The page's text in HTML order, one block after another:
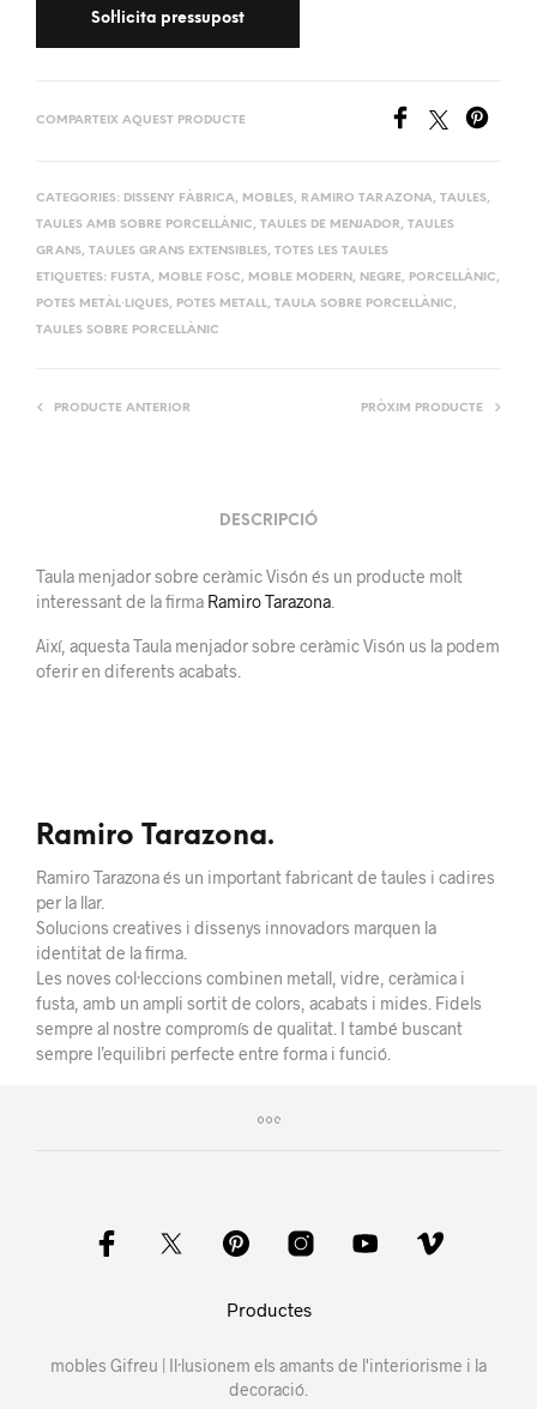
COMPARTEIX AQUEST PRODUCTE
CATEGORIES: DISSENY FÀBRICA, MOBLES, RAMIRO TARAZONA, TAULES,
TAULES AMB SOBRE PORCELLÀNIC, TAULES DE MENJADOR, TAULES
GRANS, TAULES GRANS EXTENSIBLES, TOTES LES TAULES
ETIQUETES: FUSTA, MOBLE FOSC, MOBLE MODERN, NEGRE, PORCELLÀNIC,
POTES METÀL·LIQUES, POTES METALL, TAULA SOBRE PORCELLÀNIC,
TAULES SOBRE PORCELLÀNIC
PRODUCTE ANTERIOR PRÒXIM PRODUCTE
DESCRIPCIÓ
Taula menjador sobre ceràmic Visón és un producte molt
interessant de la firma Ramiro Tarazona.
Així, aquesta Taula menjador sobre ceràmic Visón us la podem
oferir en diferents acabats.
Ramiro Tarazona.
Ramiro Tarazona és un important fabricant de taules i cadires
per la llar.
Solucions creatives i dissenys innovadors marquen la
identitat de la firma.
Les noves col·leccions combinen metall, vidre, ceràmica i
fusta, amb un ampli sortit de colors, acabats i mides. Fidels
sempre al nostre compromís de qualitat. I també buscant
sempre l’equilibri perfecte entre forma i funció.
Productes
mobles Gifreu | Il·lusionem els amants de l'interiorisme i la
decoració.